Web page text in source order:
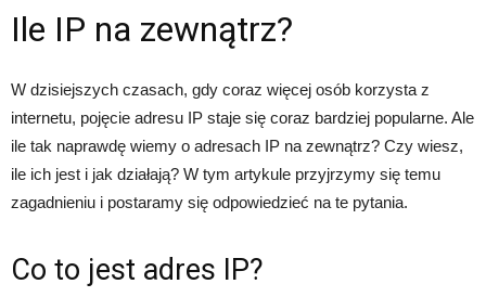
Ile IP na zewnątrz?
W dzisiejszych czasach, gdy coraz więcej osób korzysta z
internetu, pojęcie adresu IP staje się coraz bardziej popularne. Ale
ile tak naprawdę wiemy o adresach IP na zewnątrz? Czy wiesz,
ile ich jest i jak działają? W tym artykule przyjrzymy się temu
zagadnieniu i postaramy się odpowiedzieć na te pytania.
Co to jest adres IP?